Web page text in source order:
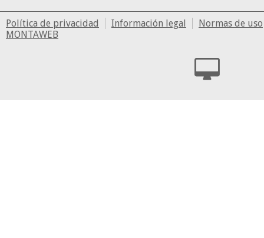
Política de privacidad Información legal
Normas de uso
MONTAWEB